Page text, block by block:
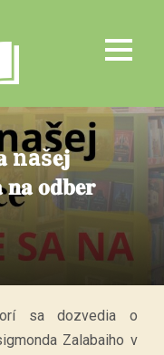
naš𝐞𝐣
𝐧𝐚 𝐨𝐝𝐛𝐞𝐫
sa dozvedia o
Zalabaiho v